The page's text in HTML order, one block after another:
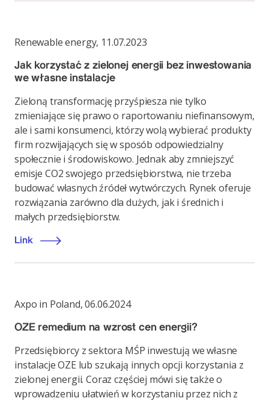
Renewable energy, 11.07.2023
Jak korzystać z zielonej energii bez inwestowania
we własne instalacje
Zieloną transformację przyśpiesza nie tylko
zmieniające się prawo o raportowaniu niefinansowym,
ale i sami konsumenci, którzy wolą wybierać produkty
firm rozwijających się w sposób odpowiedzialny
społecznie i środowiskowo. Jednak aby zmniejszyć
emisje CO2 swojego przedsiębiorstwa, nie trzeba
budować własnych źródeł wytwórczych. Rynek oferuje
rozwiązania zarówno dla dużych, jak i średnich i
małych przedsiębiorstw.
Link
Axpo in Poland,06.06.2024
OZE remedium na wzrost cen energii?
Przedsiębiorcy z sektora MŚP inwestują we własne
instalacje OZE lub szukają innych opcji korzystania z
zielonej energii. Coraz częściej mówi się także o
wprowadzeniu ułatwień w korzystaniu przez nich z